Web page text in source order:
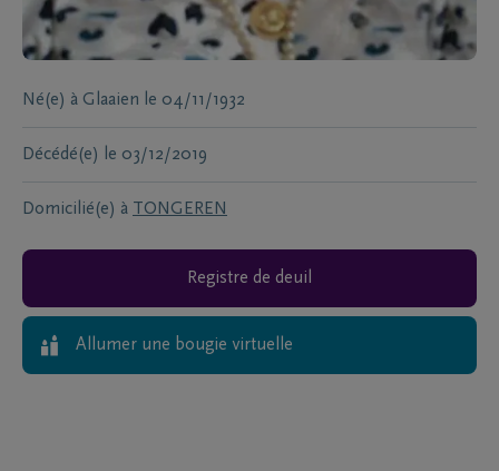
Né(e) à Glaaien le 04/11/1932
Décédé(e) le 03/12/2019
Domicilié(e) à TONGEREN
Registre de deuil
Allumer une bougie virtuelle